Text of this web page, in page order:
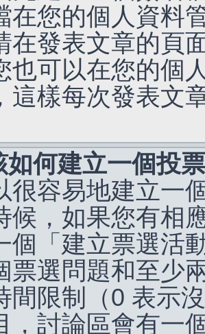
在您的個人資料
在發表文章的頁
也可以在您的個
這樣每次發表文
如何建立一個投
很容易地建立一
候，如果您有相
個「建立票選活
票選問題和至少
間限制（0 表示
，討論區會有一